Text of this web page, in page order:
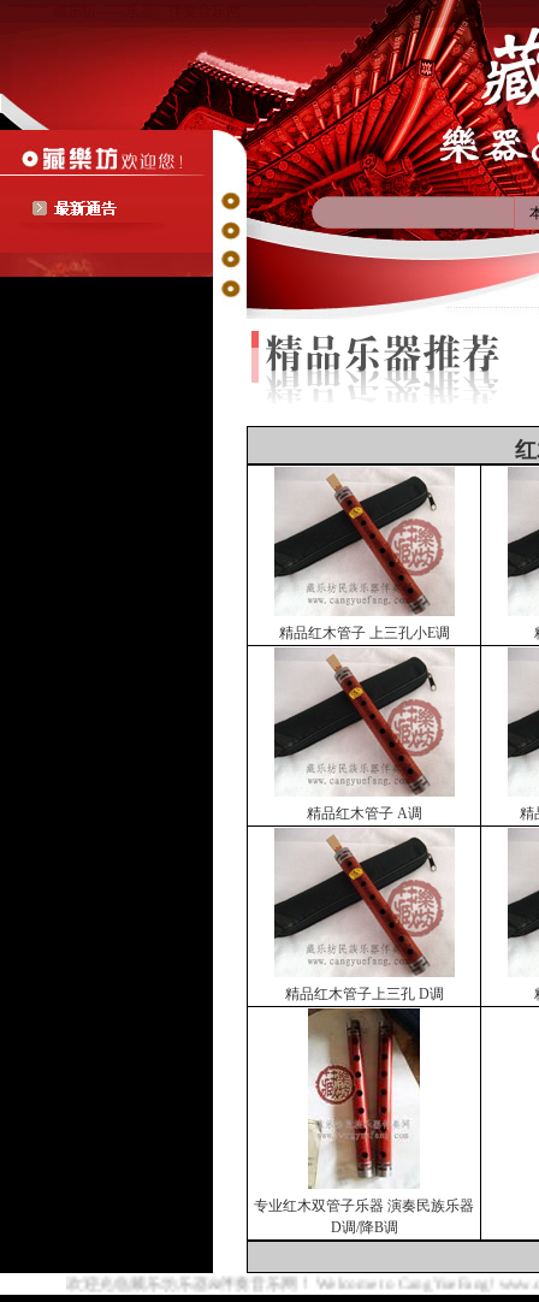
精品红木管子 上三孔小E调
精品红木管子 A调 精
精品红木管子上三孔 D调
专业红木双管子乐器 演奏民族乐器
D调/降B调
欢迎光临藏乐坊乐器&伴奏音乐网！ Welcome to CangYueFang!